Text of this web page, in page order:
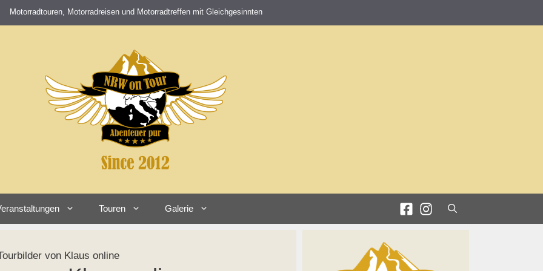
Motorradtouren, Motorradreisen und Motorradtreffen mit Gleichgesinnten
Touren Galerie
von Klaus online